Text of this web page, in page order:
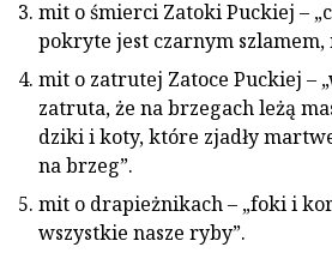
mit o śmierci Zatoki Puckiej –
pokryte jest czarnym szlamem,
mit o zatrutej Zatoce Puckiej –
zatruta, że na brzegach leżą
dziki i koty, które zjadły
na brzeg”.
mit o drapieżnikach – „foki i
wszystkie nasze ryby”.